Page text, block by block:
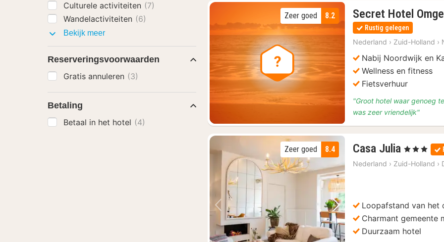
8.2
Zeer goed Secret Hotel
Rustig gelegen
Nederland › Zuid-Holland ›
Nabij Noordwijk en
Wellness en fitness
Fietsverhuur
"Groot hotel waar genoeg
was zeer vriendelijk"
Vorige foto Volgende foto
8.4
Zeer goed Casa Julia 1
nacht
vanaf
, 3 Sterren
Nederland › Zuid-Holland ›
Loopafstand van het
Charmant gemeente
Duurzaam hotel
Culturele activiteiten (7)
Wandelactiviteiten (6)
Bekijk meerArrangementen
Reserveringsvoorwaarden
Gratis annuleren (3)
Betaling
Betaal in het hotel (4)